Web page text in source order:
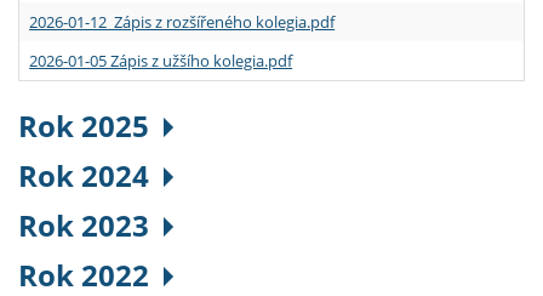
2026-01-12 Zápis z rozšířeného kolegia.pdf
2026-01-05 Zápis z užšího kolegia.pdf
Rok 2025
Rok 2024
Rok 2023
Rok 2022